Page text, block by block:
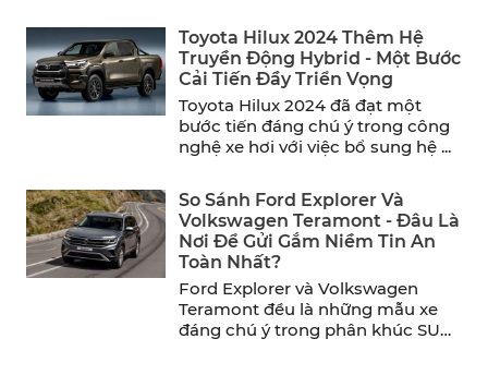
Toyota Hilux 2024 Thêm Hệ
Truyền Động Hybrid - Một Bước
Cải Tiến Đầy Triển Vọng
Toyota Hilux 2024 đã đạt một
bước tiến đáng chú ý trong công
nghệ xe hơi với việc bổ sung hệ ...
So Sánh Ford Explorer Và
Volkswagen Teramont - Đâu Là
Nơi Để Gửi Gắm Niềm Tin An
Toàn Nhất?
Ford Explorer và Volkswagen
Teramont đều là những mẫu xe
đáng chú ý trong phân khúc SUV